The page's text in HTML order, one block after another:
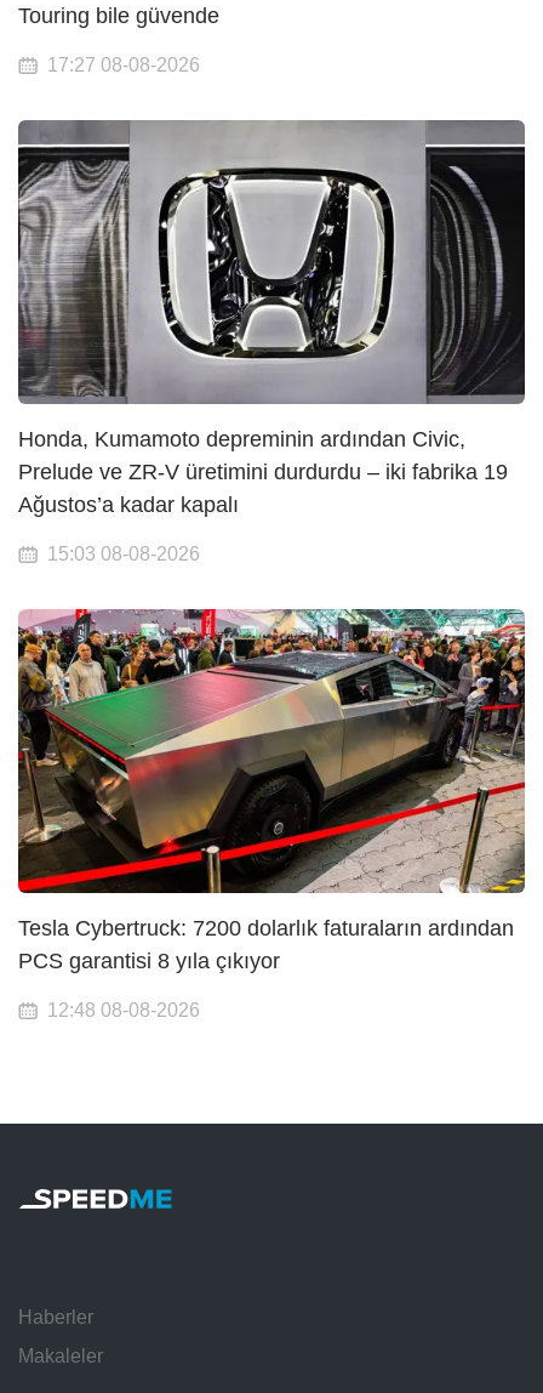
Touring bile güvende
17:27 08-08-2026
Honda, Kumamoto depreminin ardından Civic,
Prelude ve ZR-V üretimini durdurdu – iki fabrika 19
Ağustos’a kadar kapalı
15:03 08-08-2026
Tesla Cybertruck: 7200 dolarlık faturaların ardından
PCS garantisi 8 yıla çıkıyor
12:48 08-08-2026
Haberler
Makaleler